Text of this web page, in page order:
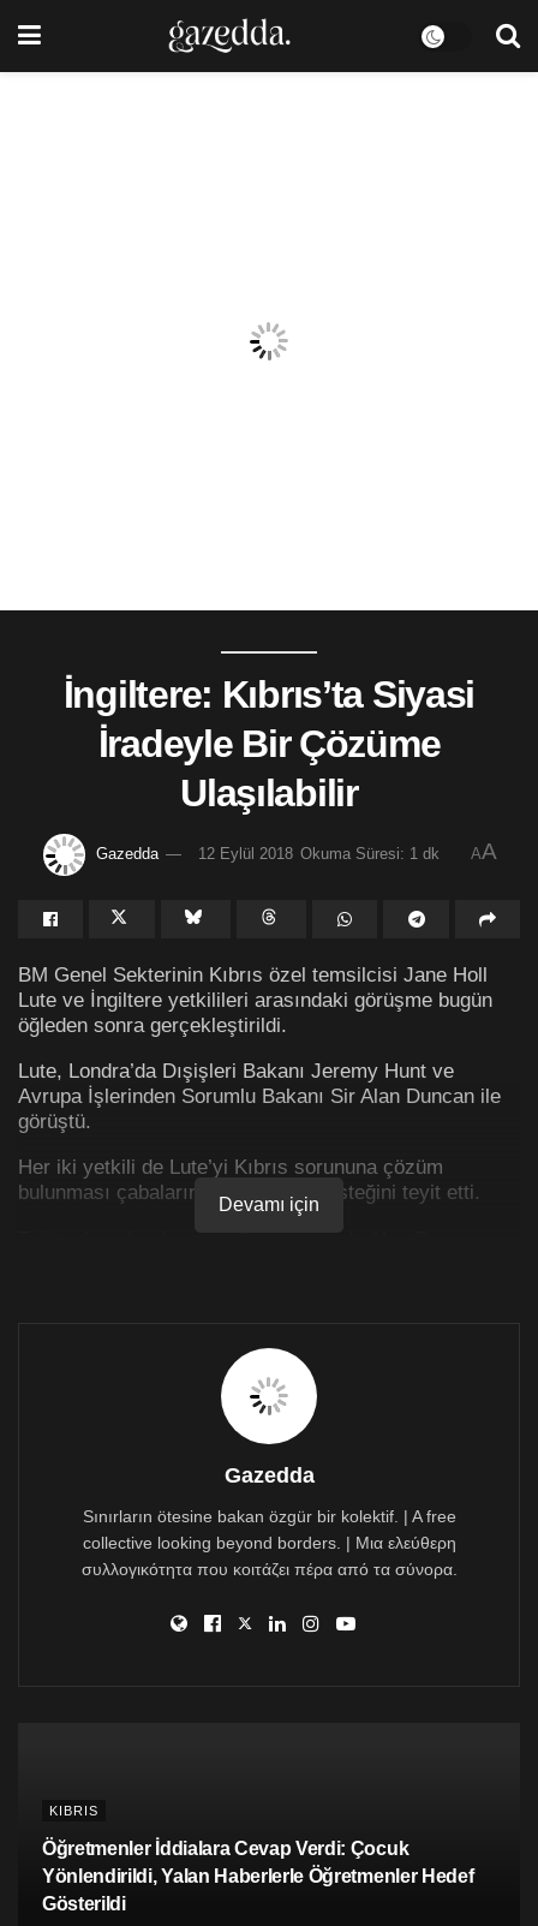
İngiltere: Kıbrıs’ta Siyasi
İradeyle Bir Çözüme
Ulaşılabilir
Gazedda 12 Eylül 2018 Okuma Süresi: 1 dk AA
BM Genel Sekterinin Kıbrıs özel temsilcisi Jane Holl
Lute ve İngiltere yetkilileri arasındaki görüşme bugün
öğleden sonra gerçekleştirildi.
Lute, Londra’da Dışişleri Bakanı Jeremy Hunt ve
Avrupa İşlerinden Sorumlu Bakanı Sir Alan Duncan ile
görüştü.
Her iki yetkili de Lute’yi Kıbrıs sorununa çözüm
bulunması çabalarına Londra’nın desteğini teyit etti.
The Foreign Secretary and I today reiterated
UK’s support for
#Cyprus
settlement in
productive meeting with@UN
consultant Jane Holl
remains within reach.
pic.twitter.com/DZ3EJMTevw
September 12, 2018
Devamı için
Gazedda
Sınırların ötesine bakan özgür bir kolektif. | A free
collective looking beyond borders. | Μια ελεύθερη
συλλογικότητα που κοιτάζει πέρα από τα σύνορα.
KIBRIS
Öğretmenler İddialara Cevap Verdi: Çocuk
Yönlendirildi, Yalan Haberlerle Öğretmenler Hedef
Gösterildi